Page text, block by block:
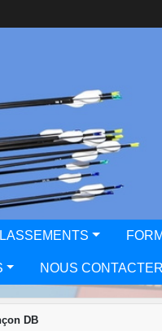
NOUS CONTACTER
DB